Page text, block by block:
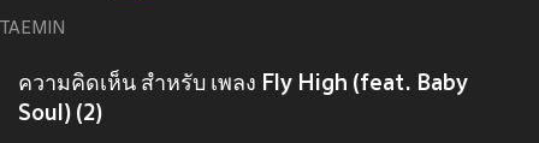
TAEMIN
ความคิดเห็น สำหรับ เพลง Fly High (feat. Baby
Soul) (2)